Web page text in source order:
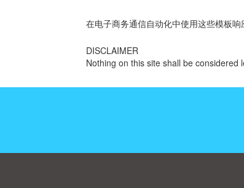
在电子商务通信自动化中使用这些模板
DISCLAIMER
Nothing on this site shall be